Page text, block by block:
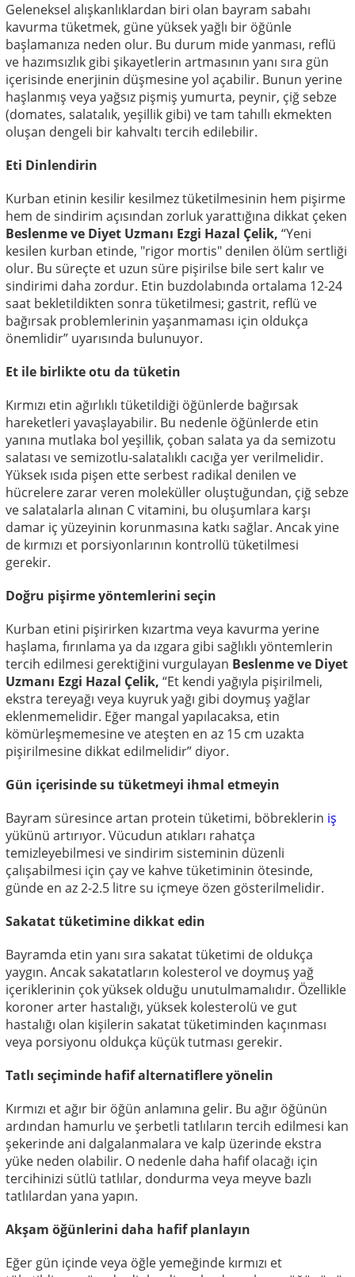
Geleneksel alışkanlıklardan biri olan bayram sabahı
kavurma tüketmek, güne yüksek yağlı bir öğünle
başlamanıza neden olur. Bu durum mide yanması, reflü
ve hazımsızlık gibi şikayetlerin artmasının yanı sıra gün
içerisinde enerjinin düşmesine yol açabilir. Bunun yerine
haşlanmış veya yağsız pişmiş yumurta, peynir, çiğ sebze
(domates, salatalık, yeşillik gibi) ve tam tahıllı ekmekten
oluşan dengeli bir kahvaltı tercih edilebilir.
Eti Dinlendirin
Kurban etinin kesilir kesilmez tüketilmesinin hem pişirme
hem de sindirim açısından zorluk yarattığına dikkat çeken
Beslenme ve Diyet Uzmanı Ezgi Hazal Çelik, “Yeni
kesilen kurban etinde, "rigor mortis" denilen ölüm sertliği
olur. Bu süreçte et uzun süre pişirilse bile sert kalır ve
sindirimi daha zordur. Etin buzdolabında ortalama 12-24
saat bekletildikten sonra tüketilmesi; gastrit, reflü ve
bağırsak problemlerinin yaşanmaması için oldukça
önemlidir” uyarısında bulunuyor.
Et ile birlikte otu da tüketin
Kırmızı etin ağırlıklı tüketildiği öğünlerde bağırsak
hareketleri yavaşlayabilir. Bu nedenle öğünlerde etin
yanına mutlaka bol yeşillik, çoban salata ya da semizotu
salatası ve semizotlu-salatalıklı cacığa yer verilmelidir.
Yüksek ısıda pişen ette serbest radikal denilen ve
hücrelere zarar veren moleküller oluştuğundan, çiğ sebze
ve salatalarla alınan C vitamini, bu oluşumlara karşı
damar iç yüzeyinin korunmasına katkı sağlar. Ancak yine
de kırmızı et porsiyonlarının kontrollü tüketilmesi
gerekir.
Doğru pişirme yöntemlerini seçin
Kurban etini pişirirken kızartma veya kavurma yerine
haşlama, fırınlama ya da ızgara gibi sağlıklı yöntemlerin
tercih edilmesi gerektiğini vurgulayan Beslenme ve Diyet
Uzmanı Ezgi Hazal Çelik, “Et kendi yağıyla pişirilmeli,
ekstra tereyağı veya kuyruk yağı gibi doymuş yağlar
eklenmemelidir. Eğer mangal yapılacaksa, etin
kömürleşmemesine ve ateşten en az 15 cm uzakta
pişirilmesine dikkat edilmelidir” diyor.
Gün içerisinde su tüketmeyi ihmal etmeyin
Bayram süresince artan protein tüketimi, böbreklerin iş
yükünü artırıyor. Vücudun atıkları rahatça
temizleyebilmesi ve sindirim sisteminin düzenli
çalışabilmesi için çay ve kahve tüketiminin ötesinde,
günde en az 2-2.5 litre su içmeye özen gösterilmelidir.
Sakatat tüketimine dikkat edin
Bayramda etin yanı sıra sakatat tüketimi de oldukça
yaygın. Ancak sakatatların kolesterol ve doymuş yağ
içeriklerinin çok yüksek olduğu unutulmamalıdır. Özellikle
koroner arter hastalığı, yüksek kolesterolü ve gut
hastalığı olan kişilerin sakatat tüketiminden kaçınması
veya porsiyonu oldukça küçük tutması gerekir.
Tatlı seçiminde hafif alternatiflere yönelin
Kırmızı et ağır bir öğün anlamına gelir. Bu ağır öğünün
ardından hamurlu ve şerbetli tatlıların tercih edilmesi kan
şekerinde ani dalgalanmalara ve kalp üzerinde ekstra
yüke neden olabilir. O nedenle daha hafif olacağı için
tercihinizi sütlü tatlılar, dondurma veya meyve bazlı
tatlılardan yana yapın.
Akşam öğünlerini daha hafif planlayın
Eğer gün içinde veya öğle yemeğinde kırmızı et